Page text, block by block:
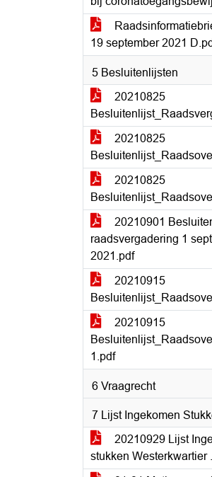
19 september 2021
5 Besluitenlijsten
20210825
20210825
20210825
20210901
raadsvergadering 1
2021.pdf
20210915
20210915
1.pdf
6 Vraagrecht
7 Lijst Ingekomen
20210929 Lijst
stukken Westerkwartier